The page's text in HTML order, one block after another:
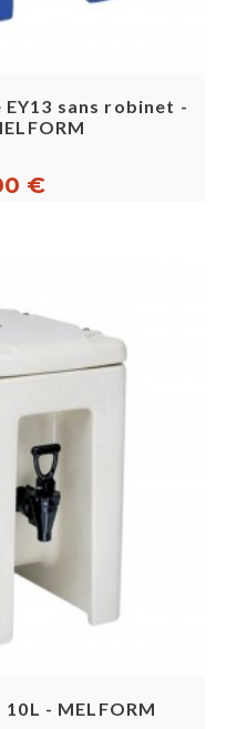
sans robinet -
€
- MELFORM